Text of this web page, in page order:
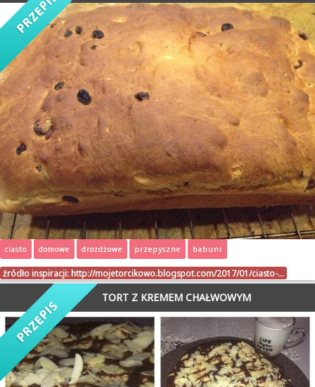
ciasto domowe drożdżowe przepyszne babuni
źródło inspiracji: http://mojetorcikowo.blogspot.com/2017/01/ciasto-…
TORT Z KREMEM CHAŁWOWYM